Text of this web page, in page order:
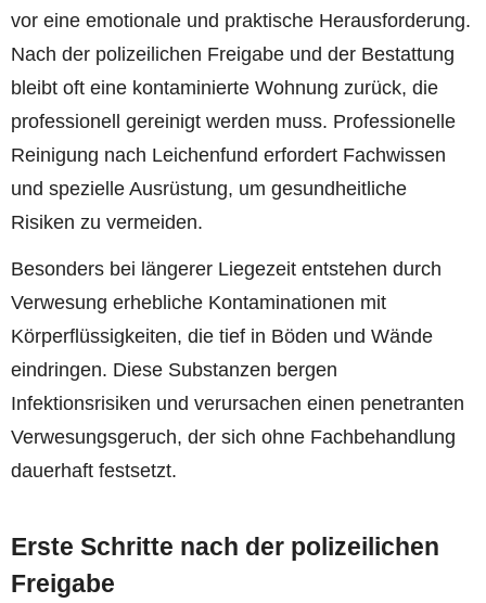
vor eine emotionale und praktische Herausforderung.
Nach der polizeilichen Freigabe und der Bestattung
bleibt oft eine kontaminierte Wohnung zurück, die
professionell gereinigt werden muss. Professionelle
Reinigung nach Leichenfund erfordert Fachwissen
und spezielle Ausrüstung, um gesundheitliche
Risiken zu vermeiden.
Besonders bei längerer Liegezeit entstehen durch
Verwesung erhebliche Kontaminationen mit
Körperflüssigkeiten, die tief in Böden und Wände
eindringen. Diese Substanzen bergen
Infektionsrisiken und verursachen einen penetranten
Verwesungsgeruch, der sich ohne Fachbehandlung
dauerhaft festsetzt.
Erste Schritte nach der polizeilichen
Freigabe